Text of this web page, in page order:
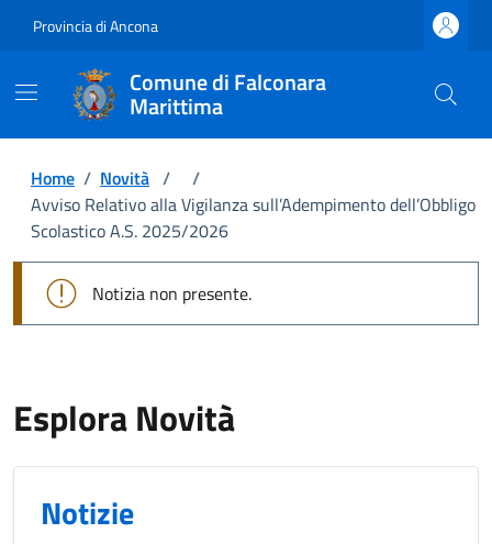
Provincia di Ancona
Comune di Falconara
Marittima
Home / Novità /
/
Avviso Relativo alla Vigilanza sull’Adempimento dell’Obbligo
Scolastico A.S. 2025/2026
Notizia non presente.
Esplora Novità
Notizie